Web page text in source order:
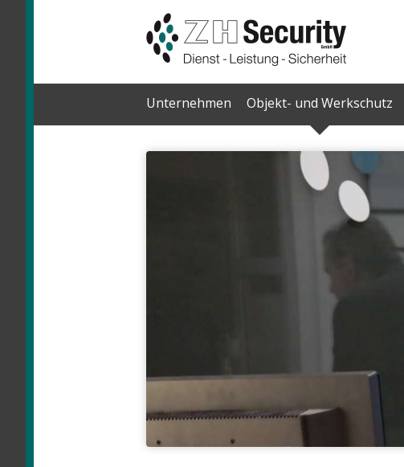
to
Unternehmen Objekt- und Werkschutz